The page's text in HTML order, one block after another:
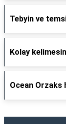
Tebyin ve
Kolay
Ocean Orzaks